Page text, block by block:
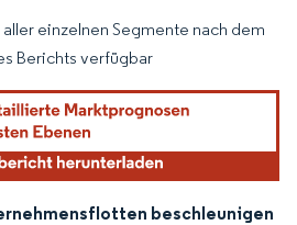
erfordert Namensnennung
einzelnen Segmente nach dem
Berichts verfügbar
beschleunigen